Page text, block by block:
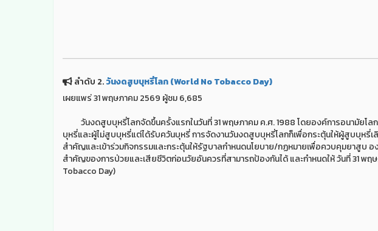
ลำดับ 2.วันงดสูบบุหรี่โลก (World No Tobacco Day)
เผยแพร่ 31 พฤษภาคม 2569 ผู้ชม 6,685
วันงดสูบบุหรี่โลกจัดขึ้นครั้งแรกในวันที่ 31 พฤษภาคม ค.ศ. 1988 โดยองค์การอนามัยโล
บุหรี่และผู้ไม่สูบบุหรี่แต่ได้รับควันบุหรี่ การจัดงานวันงดสูบบุหรี่โลกก็เพื่อกระตุ้นให้ผู้สูบบุหรี่เ
สำคัญและเข้าร่วมกิจกรรมและกระตุ้นให้รัฐบาลกำหนดนโยบาย/กฏหมายเพื่อควบคุมยาสูบ อ
สำคัญของการป่วยและเสียชีวิตก่อนวัยอันควรที่สามารถป้องกันได้ และกำหนดให้ วันที่ 31 พ
Tobacco Day)